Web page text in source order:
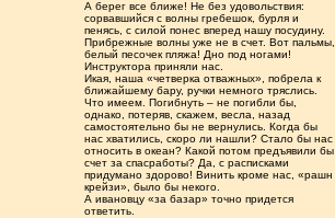
А берег все ближе! Не без удовольствия:
сорвавшийся с волны гребешок, бурля и
пенясь, с силой понес вперед нашу посудину.
Прибрежные волны уже не в счет. Вот пальмы,
белый песочек пляжа! Дно под ногами!
Инструктора приняли нас.
Икая, наша «четверка отважных», побрела к
ближайшему бару, ручки немного тряслись.
Что имеем. Погибнуть – не погибли бы,
однако, потеряв, скажем, весла, назад
самостоятельно бы не вернулись. Когда бы
нас хватились, скоро ли нашли? Стало бы нас
относить в океан? Какой потом предъявили бы
счет за спасработы? Да, с расписками
придумано здорово! Винить кроме нас, «рашн
крейзи», было бы некого.
А ивановцу «за базар» точно придется
ответить.